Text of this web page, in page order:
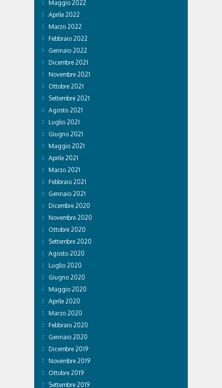
Maggio 2022
Aprile 2022
Marzo 2022
Febbraio 2022
Gennaio 2022
Dicembre 2021
Novembre 2021
Ottobre 2021
Settembre 2021
Agosto 2021
Luglio 2021
Giugno 2021
Maggio 2021
Aprile 2021
Marzo 2021
Febbraio 2021
Gennaio 2021
Dicembre 2020
Novembre 2020
Ottobre 2020
Settembre 2020
Agosto 2020
Luglio 2020
Giugno 2020
Maggio 2020
Aprile 2020
Marzo 2020
Febbraio 2020
Gennaio 2020
Dicembre 2019
Novembre 2019
Ottobre 2019
Settembre 2019